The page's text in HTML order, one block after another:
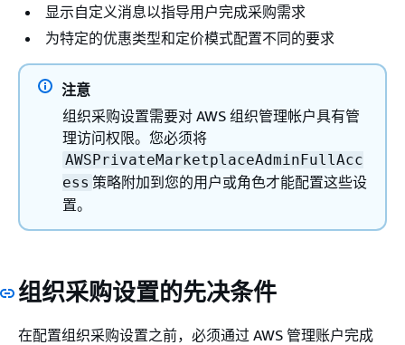
显示自定义消息以指导用户完成采购需求
为特定的优惠类型和定价模式配置不同的要求
注意
组织采购设置需要对 AWS 组织管理帐户具有管
理访问权限。您必须将
AWSPrivateMarketplaceAdminFullAcc
ess 策略附加到您的用户或角色才能配置这些设
置。
组织采购设置的先决条件
在配置组织采购设置之前，必须通过 AWS 管理账户完成